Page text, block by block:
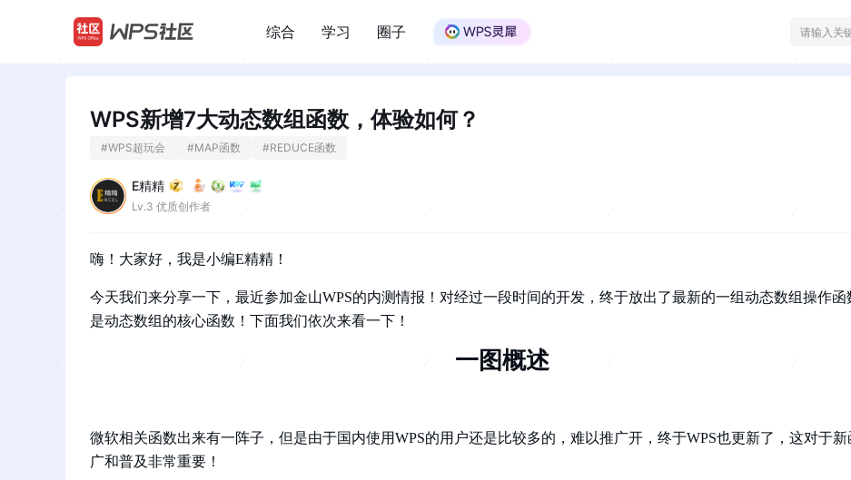
/
综合 学习 圈子
WPS新增7大动态数组函数，体验如何？
#WPS超玩会 #MAP函数 #REDUCE函数
E精精
Lv.3 优质创作者
嗨！大家好，我是小编E精精！
今天我们来分享一下，最近参加金山WPS的内测情报！对经过一段时间的开发，终于放出了最新的一组动态数组操作函
是动态数组的核心函数！下面我们依次来看一下！
一图概述
微软相关函数出来有一阵子，但是由于国内使用WPS的用户还是比较多的，难以推广开，终于WPS也更新了，这对于新
广和普及非常重要！